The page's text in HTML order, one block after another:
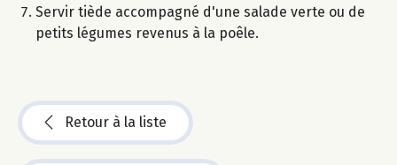
Servir tiède accompagné d'une salade verte ou de
petits légumes revenus à la poêle.
Retour à la liste